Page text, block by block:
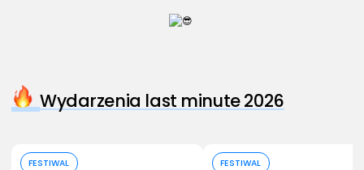
Wydarzenia last minute 2026
FESTIWAL FESTIWAL